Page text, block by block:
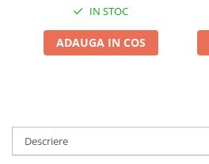
Tratamente repaus vegetativ
Ingrasaminte plante
Ingrasaminte plante - ECOLOGICE
Ingrasaminte plante - FLORI
IN STOC
ADAUGA IN COS
Descriere